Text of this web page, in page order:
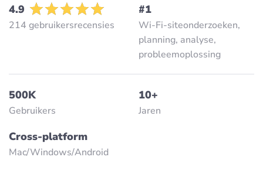
4.9
214 gebruikersrecensies
#1
Wi-Fi-siteonderzoeken,
planning, analyse,
probleemoplossing
500K
Gebruikers
10+
Jaren
Cross-platform
Mac/Windows/Аndroid